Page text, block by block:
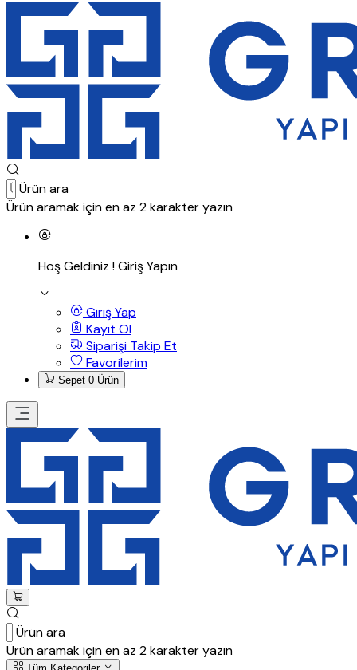
Ürün ara
Ürün aramak için en az 2 karakter yazın
Hoş Geldiniz !Giriş Yapın
Giriş Yap
Kayıt Ol
Siparişi Takip Et
Favorilerim
Sepet 0 Ürün
Ürün ara
Ürün aramak için en az 2 karakter yazın